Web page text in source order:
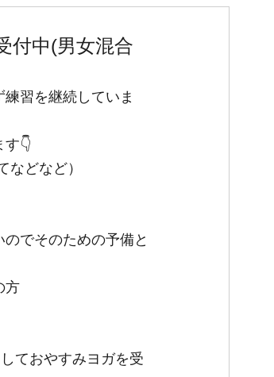
付中(男女混合
習を継続していま
👇
どなど）
でそのための予備と
方
ておやすみヨガを受